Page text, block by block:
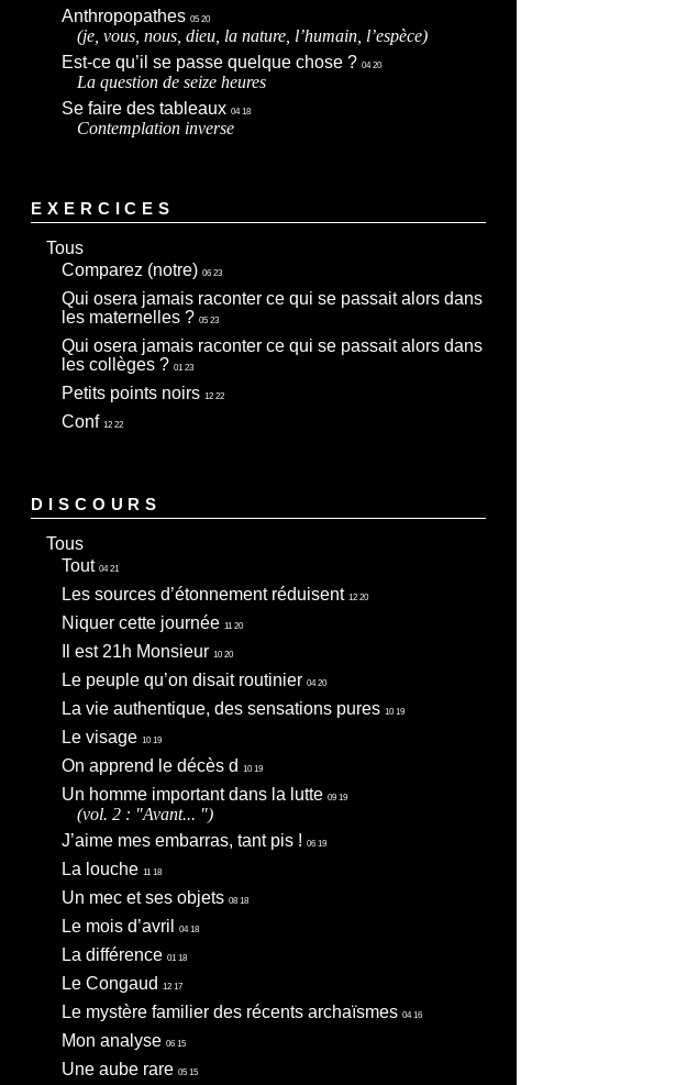
Anthropopathes 05 20
(je, vous, nous, dieu, la nature, l’humain, l’espèce)
Est-ce qu’il se passe quelque chose ? 04 20
La question de seize heures
Se faire des tableaux 04 18
Contemplation inverse
EXERCICES
Tous
Comparez (notre) 06 23
Qui osera jamais raconter ce qui se passait alors dans
les maternelles ? 05 23
Qui osera jamais raconter ce qui se passait alors dans
les collèges ? 01 23
Petits points noirs 12 22
Conf 12 22
DISCOURS
Tous
Tout 04 21
Les sources d’étonnement réduisent 12 20
Niquer cette journée 11 20
Il est 21h Monsieur 10 20
Le peuple qu’on disait routinier 04 20
La vie authentique, des sensations pures 10 19
Le visage 10 19
On apprend le décès d 10 19
Un homme important dans la lutte 09 19
(vol. 2 : "Avant... ")
J’aime mes embarras, tant pis ! 06 19
La louche 11 18
Un mec et ses objets 08 18
Le mois d’avril 04 18
La différence 01 18
Le Congaud 12 17
Le mystère familier des récents archaïsmes 04 16
Mon analyse 06 15
Une aube rare 05 15